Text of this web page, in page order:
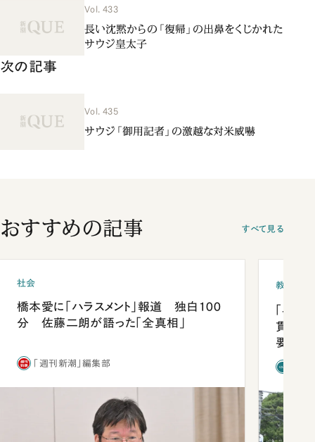
Vol. 433
長い沈黙からの「復帰」の出鼻をくじかれた
サウジ皇太子
次の記事
Vol. 435
サウジ「御用記者」の激越な対米威嚇
おすすめの記事 すべて見る
社会
橋本愛に「ハラスメント」報道 独白100
分 佐藤二朗が語った「全真相」
「週刊新潮」編集部
教育
「早
貫校へ
要だっ